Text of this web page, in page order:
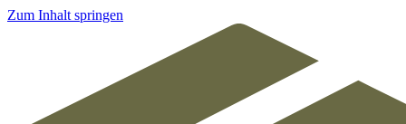
Zum Inhalt springen